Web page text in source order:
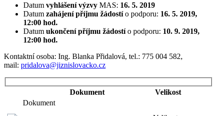
Datum vyhlášení výzvy MAS: 16. 5. 2019
Datum zahájení příjmu žádostío podporu: 16. 5. 2019,
12:00 hod.
Datum ukončení příjmu žádostío podporu: 10. 9. 2019,
12:00 hod.
Kontaktní osoba: Ing. Blanka Přidalová, tel.: 775 004 582,
mail: pridalova@jiznislovacko.cz
Dokument Velikost